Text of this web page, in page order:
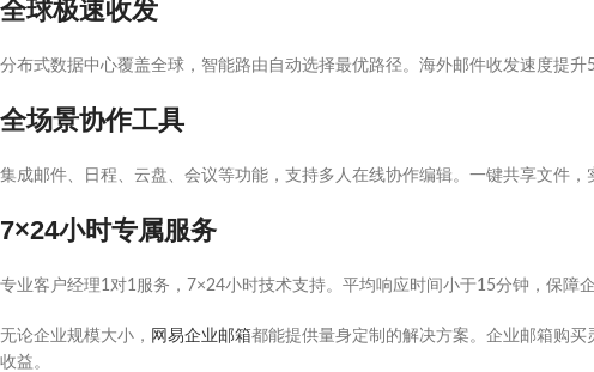
全球极速收发
分布式数据中心覆盖全球，智能路由自动选择最优路径。海外邮件收发速度提升
全场景协作工具
集成邮件、日程、云盘、会议等功能，支持多人在线协作编辑。一键共享文件，
7×24小时专属服务
专业客户经理1对1服务，7×24小时技术支持。平均响应时间小于15分钟，保障
无论企业规模大小， 网易企业邮箱都能提供量身定制的解决方案。企业邮箱购
收益。